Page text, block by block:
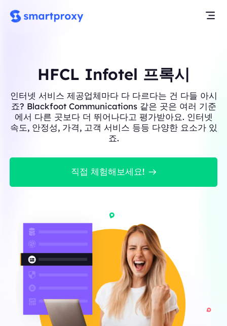
HFCL Infotel 프록시
인터넷 서비스 제공업체마다 다 다르다는 건 다들 아시
죠? Blackfoot Communications 같은 곳은 여러 기준
에서 다른 곳보다 더 뛰어나다고 평가받아요. 인터넷
속도, 안정성, 가격, 고객 서비스 등등 다양한 요소가 있
죠.
직접 체험해보세요!